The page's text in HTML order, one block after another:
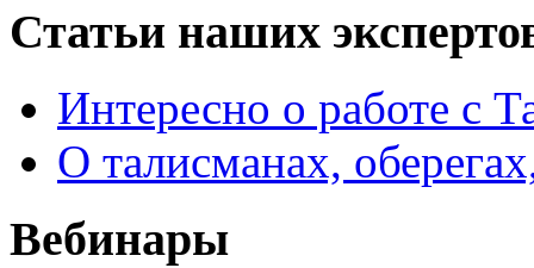
Статьи наших
Интересно о работе с
О талисманах,
Вебинары